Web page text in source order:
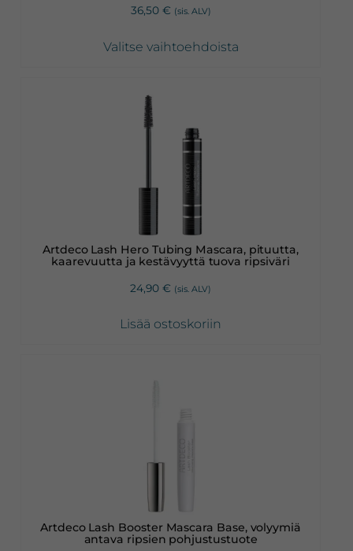
36,50 € (sis. ALV)
Valitse vaihtoehdoista
Artdeco Lash Hero Tubing Mascara, pituutta,
kaarevuutta ja kestävyyttä tuova ripsiväri
24,90 € (sis. ALV)
Lisää ostoskoriin
Artdeco Lash Booster Mascara Base, volyymiä
antava ripsien pohjustustuote